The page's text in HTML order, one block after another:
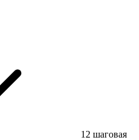
12 шаговая